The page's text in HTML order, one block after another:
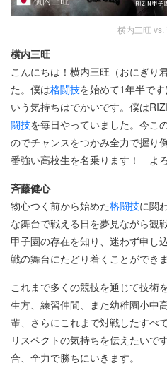
横内三旺 vs.
横内三旺
こんにちは！横内三旺（おにぎ
た。僕は格闘技を始めて1年半で
いう気持ちはでかいです。僕は
闘技を毎日やっていました。今こ
のでチャンスをつかみ全力で握り
番強い高校生を名乗ります！ よ
⻫藤健心
物心つく前から始めた格闘技に関
な舞台で戦える日を夢見ながら観
甲子園の存在を知り、迷わず申し
戦の舞台にたどり着くことができま
これまで多くの競技を通じて技術
生方、練習仲間、また幼稚園小中
輩、さらにこれまで対戦したすべ
リスペクトの気持ちを伝えたいで
合、全力で勝ちにいきます。